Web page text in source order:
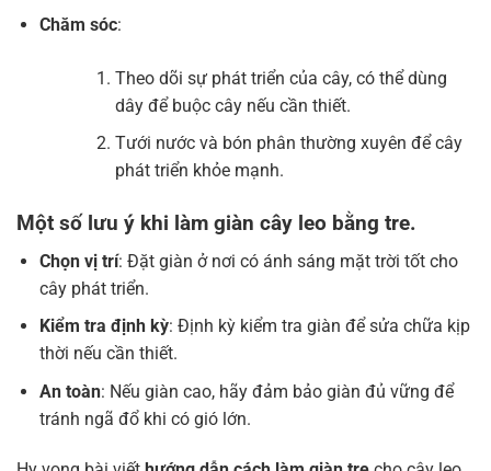
Chăm sóc:
Theo dõi sự phát triển của cây, có thể dùng
dây để buộc cây nếu cần thiết.
Tưới nước và bón phân thường xuyên để cây
phát triển khỏe mạnh.
Một số lưu ý khi làm giàn cây leo bằng tre.
Chọn vị trí: Đặt giàn ở nơi có ánh sáng mặt trời tốt cho
cây phát triển.
Kiểm tra định kỳ: Định kỳ kiểm tra giàn để sửa chữa kịp
thời nếu cần thiết.
An toàn: Nếu giàn cao, hãy đảm bảo giàn đủ vững để
tránh ngã đổ khi có gió lớn.